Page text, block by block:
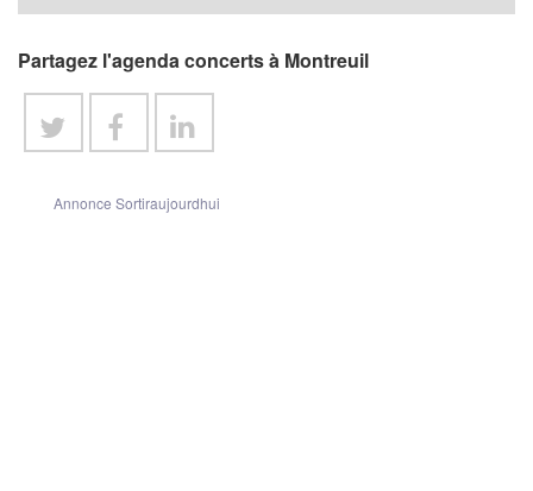
Partagez l'agenda concerts à Montreuil
Annonce Sortiraujourdhui